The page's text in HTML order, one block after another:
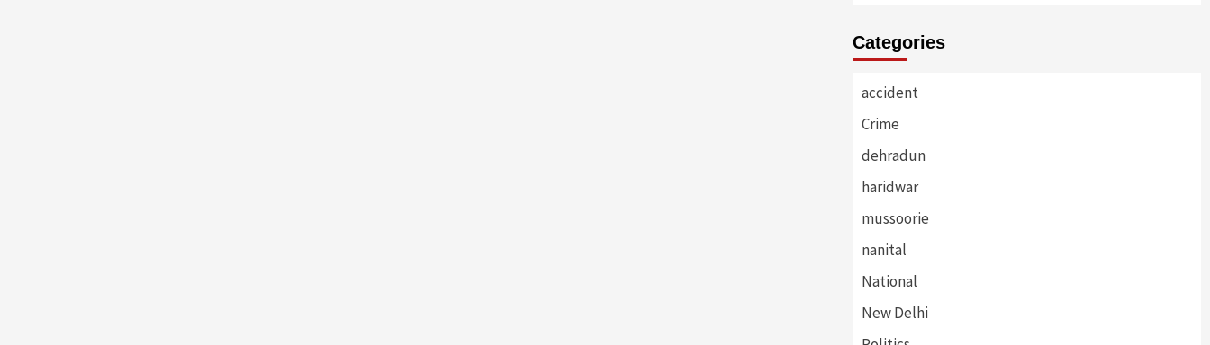
Categories
accident
Crime
dehradun
haridwar
mussoorie
nanital
National
New Delhi